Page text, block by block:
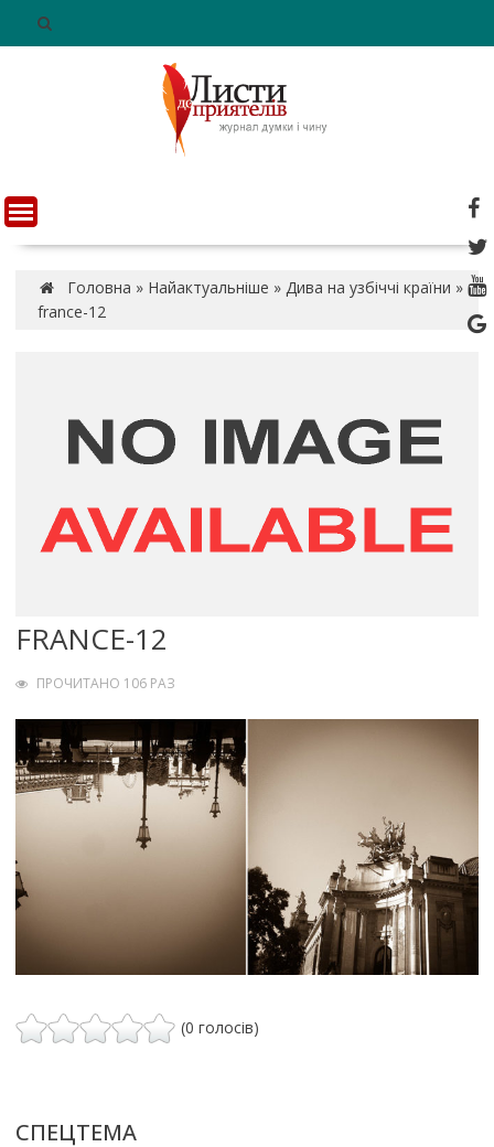
n
t
Головна » Найактуальніше » Дива на узбіччі країни »
france-12
FRANCE-12
ПРОЧИТАНО 106 РАЗ
(0 голосів)
СПЕЦТЕМА